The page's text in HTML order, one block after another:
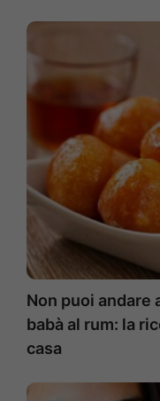
Non puoi andare
babà al rum: la
casa